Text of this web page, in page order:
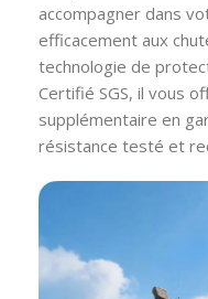
accompagner dans
efficacement aux
technologie de
Certifié SGS, il vous
supplémentaire en
résistance testé et